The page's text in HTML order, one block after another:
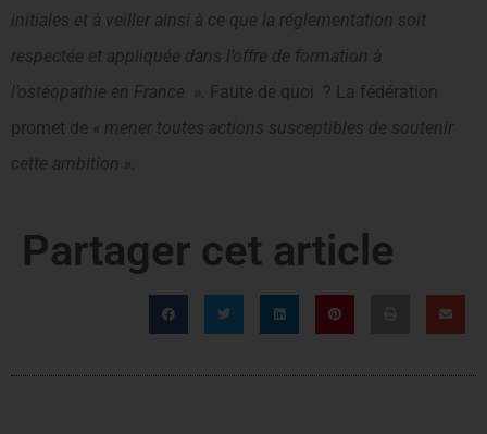
initiales et à veiller ainsi à ce que la réglementation soit
respectée et appliquée dans l’offre de formation à
l’ostéopathie en France ». Faute de quoi ? La fédération
promet de « mener toutes actions susceptibles de soutenir
cette ambition ».
Partager cet article